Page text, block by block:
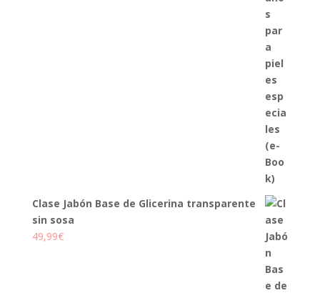
Clase Jabón Base de Glicerina transparente
sin sosa
49,99€